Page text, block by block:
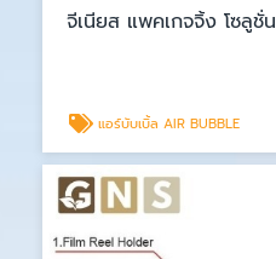
จีเนียส แพคเกจจิ้ง โซลูชั่น
แอร์บับเบิ้ล AIR BUBBLE